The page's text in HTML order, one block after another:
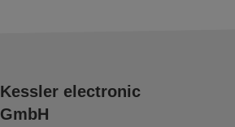
Kessler electronic
GmbH